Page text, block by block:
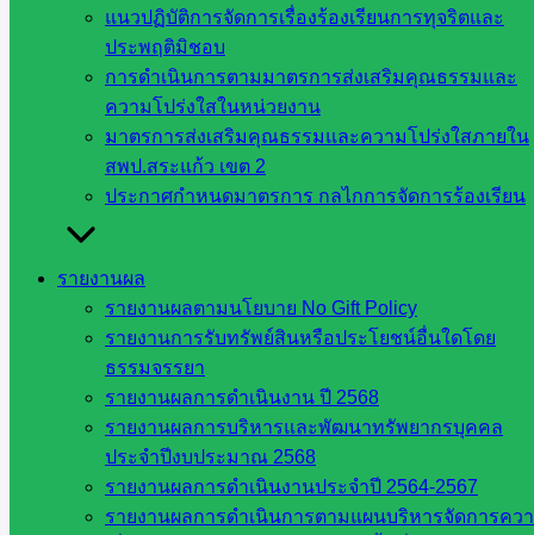
แนวปฏิบัติการจัดการเรื่องร้องเรียนการทุจริตและ
ประพฤติมิชอบ
การดำเนินการตามมาตรการส่งเสริมคุณธรรมและ
ความโปร่งใสในหน่วยงาน
มาตรการส่งเสริมคุณธรรมและความโปร่งใสภายใน
สพป.สระแก้ว เขต 2
ประกาศกำหนดมาตรการ กลไกการจัดการร้องเรียน
รายงานผล
รายงานผลตามนโยบาย No Gift Policy
รายงานการรับทรัพย์สินหรือประโยชน์อื่นใดโดย
ธรรมจรรยา
รายงานผลการดำเนินงาน ปี 2568
รายงานผลการบริหารและพัฒนาทรัพยากรบุคคล
ประจำปีงบประมาณ 2568
รายงานผลการดำเนินงานประจำปี 2564-2567
รายงานผลการดำเนินการตามแผนบริหารจัดการคว
จังหวัดสระแก้ว ครั้งที่ ๑/๒๕๖๘
สิงหาคม 7, 2025สิงหาคม 8, 2025 ข่าวประชาสัมพันธ์
วันพุธที่ ๖ สิงหาคม พ.ศ. ๒๕๖๘ สำนักงานเขตพื้นที่การศึกษ […]
การศึกษา ทั่วประเทศ ครั้งที่ ๖/๒๕๖๘
สิงหาคม 7, 2025สิงหาคม 8, 2025
ประชาสัมพันธ์
วันพุธ ที่ ๖ สิงหาคม พ.ศ.๒๕๖๘